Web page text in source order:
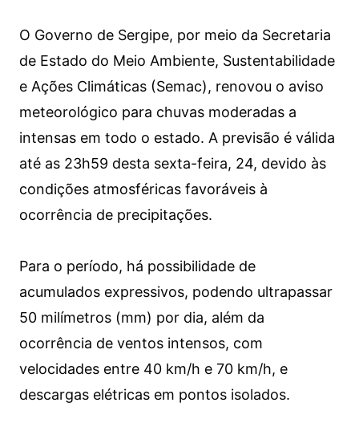
O Governo de Sergipe, por meio da Secretaria
de Estado do Meio Ambiente, Sustentabilidade
e Ações Climáticas (Semac), renovou o aviso
meteorológico para chuvas moderadas a
intensas em todo o estado. A previsão é válida
até as 23h59 desta sexta-feira, 24, devido às
condições atmosféricas favoráveis à
ocorrência de precipitações.
Para o período, há possibilidade de
acumulados expressivos, podendo ultrapassar
50 milímetros (mm) por dia, além da
ocorrência de ventos intensos, com
velocidades entre 40 km/h e 70 km/h, e
descargas elétricas em pontos isolados.